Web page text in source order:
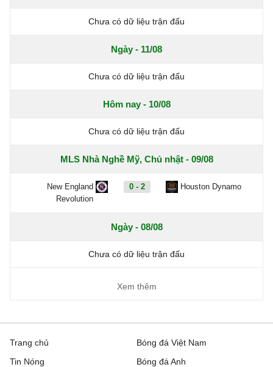
Chưa có dữ liệu trận đấu
Ngày - 11/08
Chưa có dữ liệu trận đấu
Hôm nay - 10/08
Chưa có dữ liệu trận đấu
MLS Nhà Nghề Mỹ, Chủ nhật - 09/08
New England
Revolution
0 - 2 Houston Dynamo
Ngày - 08/08
Chưa có dữ liệu trận đấu
Xem thêm
Trang chủ
Tin Nóng
Bóng đá Việt Nam
Bóng đá Anh